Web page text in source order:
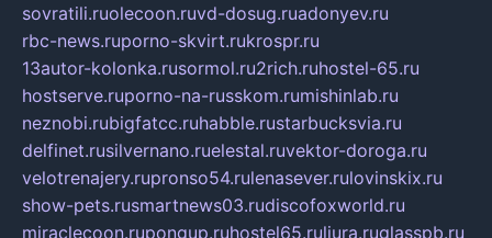
sovratili.ruolecoon.ruvd-dosug.ruadonyev.ru
rbc-news.ruporno-skvirt.rukrospr.ru
13autor-kolonka.rusormol.ru2rich.ruhostel-65.ru
hostserve.ruporno-na-russkom.rumishinlab.ru
neznobi.rubigfatcc.ruhabble.rustarbucksvia.ru
delfinet.rusilvernano.ruelestal.ruvektor-doroga.ru
velotrenajery.rupronso54.rulenasever.rulovinskix.ru
show-pets.rusmartnews03.rudiscofoxworld.ru
miraclecoon.rupongup.ruhostel65.ruliura.ruglasspb.ru